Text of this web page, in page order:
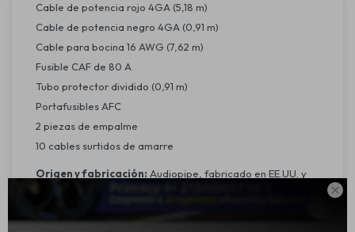

Cable de potencia rojo 4GA (5,18 m)
Cable de potencia negro 4GA (0,91 m)
Cable para bocina 16 AWG (7,62 m)
Fusible CAF de 80 A
Tubo protector dividido (0,91 m)
Portafusibles AFC
2 piezas de empalme
10 cables surtidos de amarre
Origen y fabricación: Audiopipe, fabricado en EE.UU. y
China.
Descripción y utilidad: